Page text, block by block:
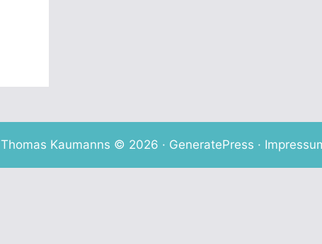
Thomas Kaumanns © 2026 · GeneratePress ·